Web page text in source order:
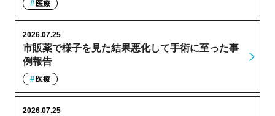
医療
市販薬で様子を見た結果悪化して手術に至った事
例報告
2026.07.25
医療
2026.07.25